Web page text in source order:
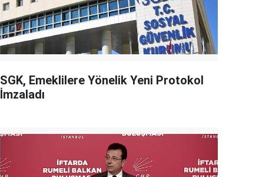
SGK, Emeklilere Yönelik Yeni Protokol
İmzaladı